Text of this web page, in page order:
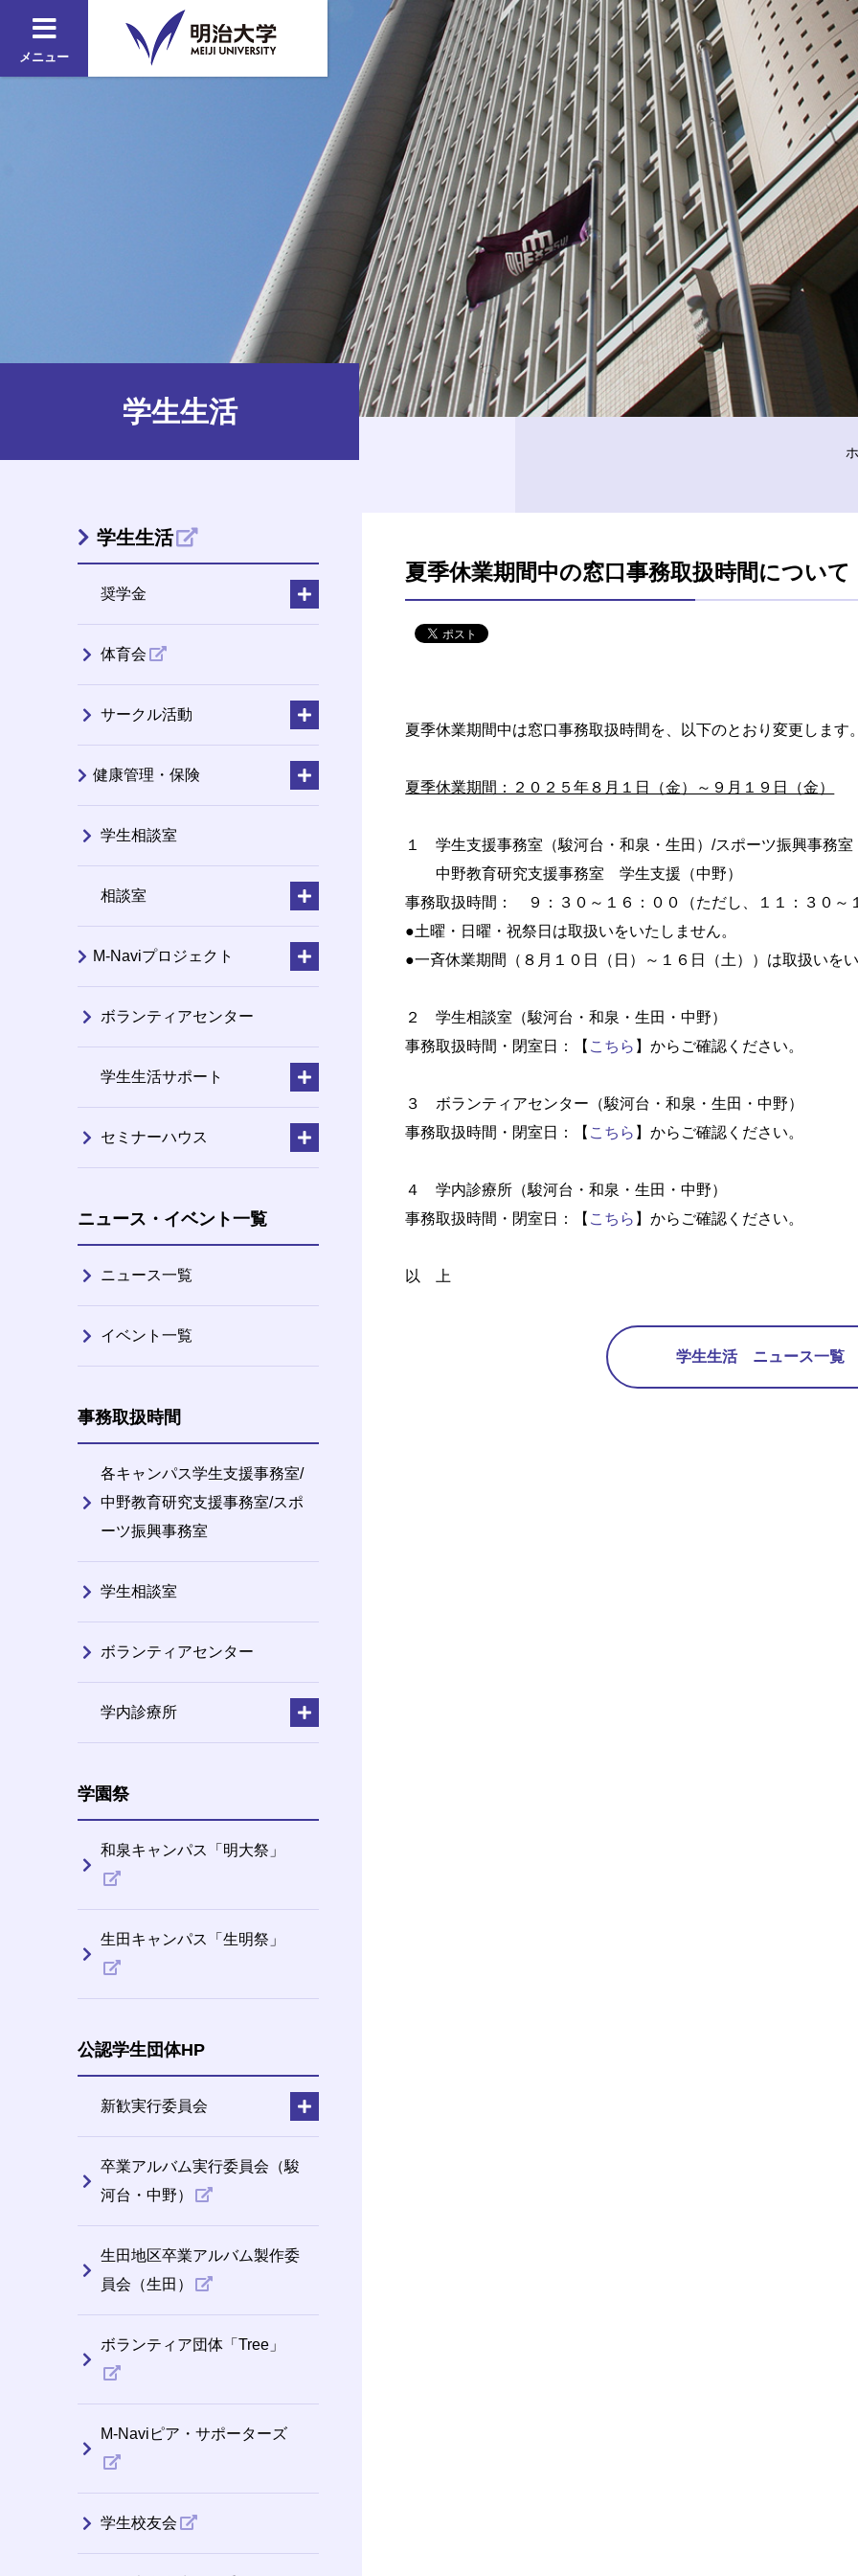
メニュー
学生生活
夏季休業期間中の窓口事務取扱時間について
夏季休業期間中は窓口事務取扱時間を、以下のとおり変更します。
夏季休業期間：２０２５年８月１日（金）～９月１９日（金）
１ 学生支援事務室（駿河台・和泉・生田）/スポーツ振興事務室
中野教育研究支援事務室 学生支援（中野）
事務取扱時間： ９：３０～１６：００（ただし、１１：３０～
●土曜・日曜・祝祭日は取扱いをいたしません。
●一斉休業期間（８月１０日（日）～１６日（土））は取扱いをい
２ 学生相談室（駿河台・和泉・生田・中野）
事務取扱時間・閉室日：【 こちら 】からご確認ください。
３ ボランティアセンター（駿河台・和泉・生田・中野）
事務取扱時間・閉室日：【 こちら 】からご確認ください。
４ 学内診療所（駿河台・和泉・生田・中野）
事務取扱時間・閉室日：【 こちら 】からご確認ください。
以 上
学生生活 ニュース一覧
学生生活
奨学金
体育会
サークル活動
健康管理・保険
学生相談室
相談室
M-Naviプロジェクト
ボランティアセンター
学生生活サポート
セミナーハウス
ニュース・イベント一覧
ニュース一覧
イベント一覧
事務取扱時間
各キャンパス学生支援事務室/
中野教育研究支援事務室/スポ
ーツ振興事務室
学生相談室
ボランティアセンター
学内診療所
学園祭
和泉キャンパス「明大祭」
生田キャンパス「生明祭」
公認学生団体HP
新歓実行委員会
卒業アルバム実行委員会（駿
河台・中野）
生田地区卒業アルバム製作委
員会（生田）
ボランティア団体「Tree」
M-Naviピア・サポーターズ
学生校友会